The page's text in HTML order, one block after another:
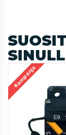
Kampanja